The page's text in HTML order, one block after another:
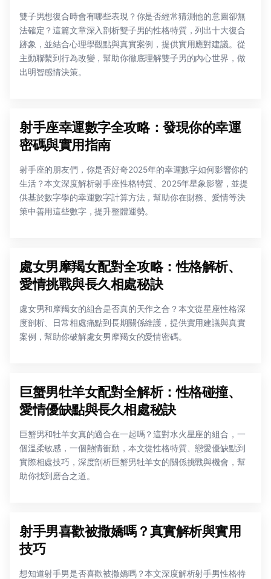
雙子男想復合時會有哪些表現？你是否經常猜測他的意圖卻無
法確定？這篇文章深入剖析雙子男的性格特質，列出十大復合
跡象，並結合心理學觀點與真實案例，提供實用應對建議。從
主動聯繫到行為改變，幫助你徹底理解雙子男的內心世界，做
出明智感情決策。
射手座幸運數字全攻略：發現你的幸運
密碼與實用指南
射手座的朋友們，你是否好奇2025年的幸運數字如何影響你的
生活？本文深度解析射手座性格特質、2025年星象影響，並提
供基於數字學的幸運數字計算方法，幫助你在財務、愛情等決
策中善用這些數字，提升整體運勢。
處女男摩羯女配對全攻略：性格解析、
愛情挑戰與長久相處秘訣
處女男和摩羯女的組合是否真的天作之合？本文從星座性格深
度剖析、日常相處痛點到長期關係維護，提供實用建議與真實
案例，幫助你破解處女男摩羯女的愛情密碼。
巨蟹男牡羊女配對全解析：性格碰撞、
愛情優缺點與長久相處秘訣
巨蟹男和牡羊女真的適合在一起嗎？這對水火星座的組合，一
個溫柔敏感，一個熱情衝動，本文從性格特質、戀愛優缺點到
實際相處技巧，深度剖析巨蟹男牡羊女的關係挑戰與機會，幫
助你找到磨合之道。
射手男喜歡被撒嬌嗎？真實解析與實用
技巧
想知道射手男是否喜歡被撒嬌嗎？本文深度解析射手男性格特